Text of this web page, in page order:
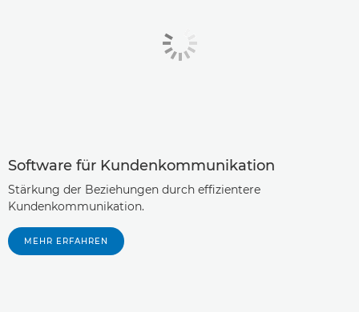
Software für Kundenkommunikation
Stärkung der Beziehungen durch effizientere
Kundenkommunikation.
MEHR ERFAHREN